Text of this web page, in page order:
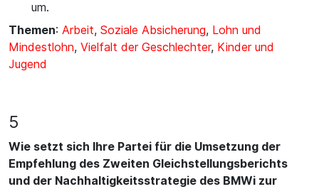
um.
Themen: Arbeit, Soziale Absicherung, Lohn und
Mindestlohn, Vielfalt der Geschlechter, Kinder und
Jugend
5
Wie setzt sich Ihre Partei für die Umsetzung der
Empfehlung des Zweiten Gleichstellungsberichts
und der Nachhaltigkeitsstrategie des BMWi zur